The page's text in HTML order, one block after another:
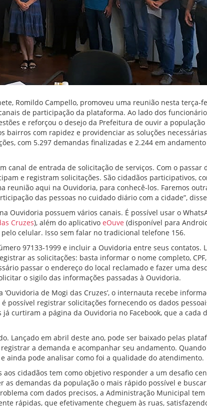
Romildo Campello, promoveu uma reunião nesta terça-
de participação da plataforma. Ao lado dos
e reforçou o desejo da Prefeitura de ouvir a
bairros com rapidez e providenciar as soluções
com 5.297 demandas finalizadas e 2.244 em andamento
canal de entrada de solicitação de serviços. Com o passar
e registram solicitações. São cidadãos participativos,
reunião aqui na Ouvidoria, para conhecê-los. Faremos
das pessoas no cuidado diário com a cidade”,
Ouvidoria possuem vários canais. É possível usar o
Cruzes), além do aplicativo eOuve (disponível para
celular. Isso sem falar no tradicional telefone 156.
97133-1999 e incluir a Ouvidoria entre seus contatos.
as solicitações: basta informar o nome completo,
passar o endereço do local reclamado e fazer uma
o sigilo das informações passadas à Ouvidoria.
‘Ouvidoria de Mogi das Cruzes’, o internauta recebe
possível registrar solicitações fornecendo os dados
curtiram a página da Ouvidoria no Facebook, que a cada
Lançado em abril deste ano, pode ser baixado pelas
a demanda e acompanhar seu andamento.
ainda pode analisar como foi a qualidade do atendimento.
cidadãos tem como objetivo responder a um desafio
demandas da população o mais rápido possível e
com dados precisos, a Administração Municipal tem
rápidas, que efetivamente cheguem às ruas,